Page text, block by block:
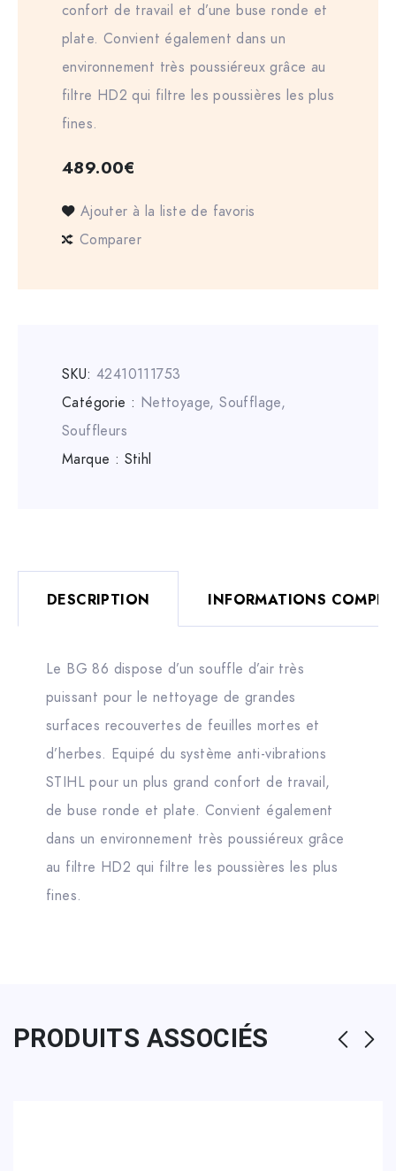
confort de travail et d’une buse ronde et
plate. Convient également dans un
environnement très poussiéreux grâce au
filtre HD2 qui filtre les poussières les plus
fines.
489.00€
Ajouter à la liste de favoris
Comparer
SKU: 42410111753
Catégorie : Nettoyage, Soufflage,
Souffleurs
Marque : Stihl
DESCRIPTION INFORMATIONS
Le BG 86 dispose d’un souffle d’air très
puissant pour le nettoyage de grandes
surfaces recouvertes de feuilles mortes et
d’herbes. Equipé du système anti-vibrations
STIHL pour un plus grand confort de travail,
de buse ronde et plate. Convient également
dans un environnement très poussiéreux grâce
au filtre HD2 qui filtre les poussières les plus
fines.
PRODUITS ASSOCIÉS